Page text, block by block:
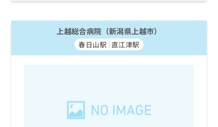
上越総合病院（新潟県上越市）
春日山駅 直江津駅